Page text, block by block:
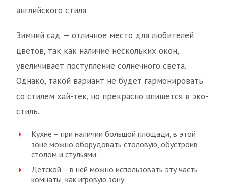
английского стиля.
Зимний сад — отличное место для любителей
цветов, так как наличие нескольких окон,
увеличивает поступление солнечного света.
Однако, такой вариант не будет гармонировать
со стилем хай-тек, но прекрасно впишется в эко-
стиль.
Кухне – при наличии большой площади, в этой
зоне можно оборудовать столовую, обустроив
столом и стульями.
Детской – в ней можно использовать эту часть
комнаты, как игровую зону.